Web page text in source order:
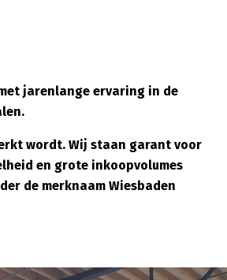
jarenlange ervaring in de
wordt. Wij staan garant voor
en grote inkoopvolumes
de merknaam Wiesbaden